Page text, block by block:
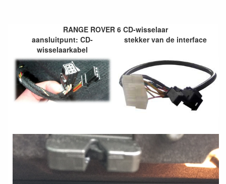
RANGE ROVER 6 CD-wisselaar
aansluitpunt: CD-
wisselaarkabel
stekker van de interface